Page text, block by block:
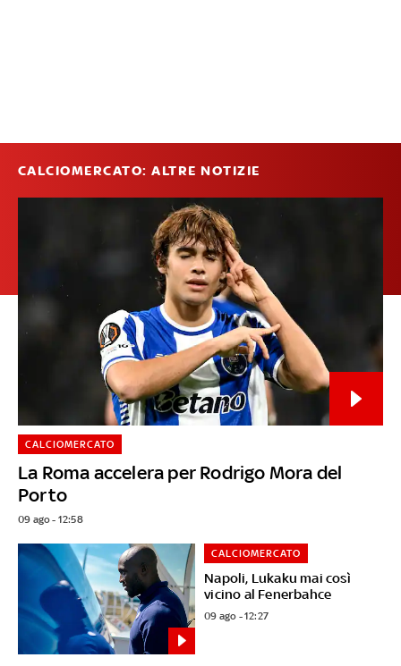
CALCIOMERCATO: ALTRE NOTIZIE
La Roma accelera per Rodrigo Mora del
Porto
CALCIOMERCATO
09 ago - 12:58
Napoli, Lukaku mai così
vicino al Fenerbahce
CALCIOMERCATO
09 ago - 12:27